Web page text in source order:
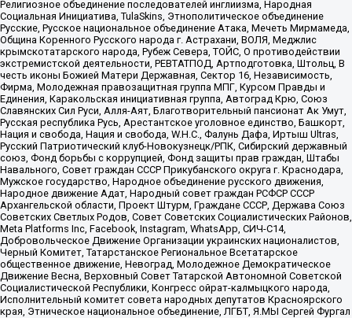
Религиозное объединение последователей инглиизма, Народная
Социальная Инициатива, TulaSkins, Этнополитическое объединение
Русские, Русское национальное объединение Атака, Мечеть Мирмамеда,
Община Коренного Русского народа г. Астрахани, ВОЛЯ, Меджлис
крымскотатарского народа, Рубеж Севера, ТОЙС, О противодействии
экстремистской деятельности, РЕВТАТПОД, Артподготовка, Штольц, В
честь иконы Божией Матери Державная, Сектор 16, Независимость,
Фирма, Молодежная правозащитная группа МПГ, Курсом Правды и
Единения, Каракольская инициативная группа, Автоград Крю, Союз
Славянских Сил Руси, Алля-Аят, Благотворительный пансионат Ак Умут,
Русская республика Русь, Арестантское уголовное единство, Башкорт,
Нация и свобода, Нация и свобода, W.H.С., Фалунь Дафа, Иртыш Ultras,
Русский Патриотический клуб-Новокузнецк/РПК, Сибирский державный
союз, Фонд борьбы с коррупцией, Фонд защиты прав граждан, Штабы
Навального, Совет граждан СССР Прикубанского округа г. Краснодара,
Мужское государство, Народное объединение русского движения,
Народное движение Адат, Народный совет граждан РСФСР СССР
Архангельской области, Проект Штурм, Граждане СССР, Держава Союз
Советских Светлых Родов, Совет Советских Социалистических Районов,
Meta Platforms Inc, Facebook, Instagram, WhatsApp, СИЧ-С14,
Добровольческое Движение Организации украинских националистов,
Черный Комитет, Татарстанское Региональное Всетатарское
общественное движение, Невоград, Молодежное Демократическое
Движение Весна, Верховный Совет Татарской Автономной Советской
Социалистической Республики, Конгресс ойрат-калмыцкого народа,
Исполнительный комитет совета народных депутатов Красноярского
края, Этническое национальное объединение, ЛГБТ, Я.МЫ Сергей Фургал